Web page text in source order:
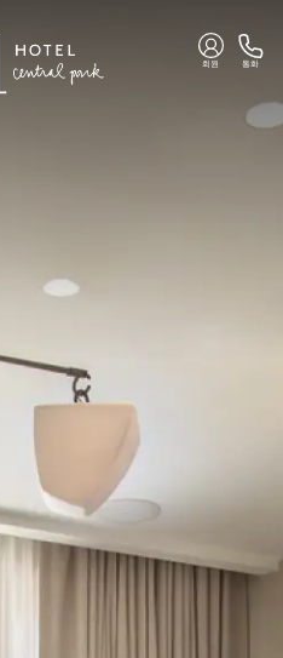
회원 통화